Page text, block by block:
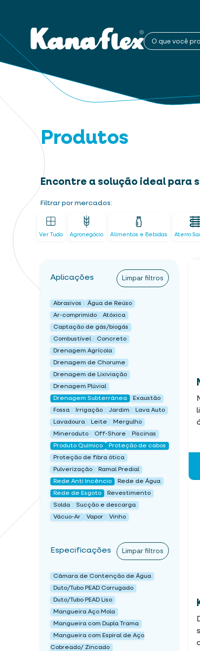
O que você
Produtos
Encontre a solução ideal para
Filtrar por mercados:
Ver Tudo Agronegócio Alimentos e Bebidas Aterro
Aplicações Limpar filtros
Abrasivos
Água de Reúso
Ar-comprimido
Atóxica
Captação de gás/biogás
Combustível
Concreto
Drenagem Agrícola
Drenagem de Chorume
Drenagem de Lixiviação
Drenagem Plúvial
Drenagem Subterrânea
Exaustão
Fossa
Irrigação Jardim
Lava Auto
Lavadoura
Leite
Mergulho
Mineroduto
Off-Shore
Piscinas
Produto Químico
Proteção de cabos
Proteção de fibra ótica
Pulverização
Ramal Predial
Rede Anti Incêncio
Rede de Água
Rede de Esgoto
Revestimento
Solda
Sucção e descarga
Vácuo-Ar
Vapor Vinho
Especificações Limpar filtros
Câmara de Contenção de Água
Duto/Tubo PEAD Corrugado
Duto/Tubo PEAD Liso
Mangueira Aço Mola
Mangueira com Dupla Trama
Mangueira com Espiral de Aço
Cobreado/ Zincado